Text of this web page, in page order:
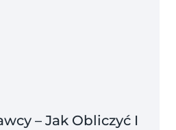
– Jak Obliczyć I